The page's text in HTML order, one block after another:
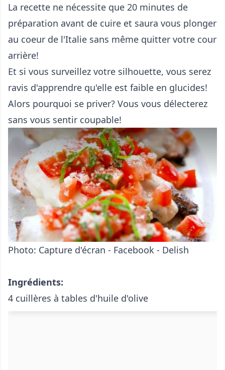
La recette ne nécessite que 20 minutes de
préparation avant de cuire et saura vous plonger
au coeur de l'Italie sans même quitter votre cour
arrière!
Et si vous surveillez votre silhouette, vous serez
ravis d'apprendre qu'elle est faible en glucides!
Alors pourquoi se priver? Vous vous délecterez
sans vous sentir coupable!
Photo: Capture d'écran - Facebook - Delish
Ingrédients:
4 cuillères à tables d'huile d'olive